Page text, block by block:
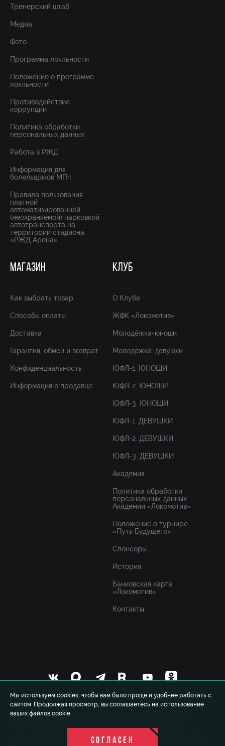
Мы используем cookies, чтобы вам было проще и удобнее работать с
сайтом. Продолжая просмотр, вы соглашаетесь на использование
ваших файлов cookie.
СОГЛАСЕН
Тренерский штаб
Медиа
Фото
Программа лояльности
Положение о программе
лояльности
Противодействие
коррупции
Политика обработки
персональных данных
Работа в РЖД
Информация для
болельщиков МГН
Правила пользования
платной
автоматизированной
(неохраняемой) парковкой
автотранспорта на
территории стадиона
«РЖД Арена»
МАГАЗИН
Как выбрать товар
Способы оплаты
Доставка
Гарантия, обмен и возврат
Конфиденциальность
Информация о продавце
КЛУБ
О Клубе
ЖФК «Локомотив»
Молодёжка-юноши
Молодёжка-девушки
ЮФЛ-1. ЮНОШИ
ЮФЛ-2. ЮНОШИ
ЮФЛ-3. ЮНОШИ
ЮФЛ-1. ДЕВУШКИ
ЮФЛ-2. ДЕВУШКИ
ЮФЛ-3. ДЕВУШКИ
Академия
Политика обработки
персональных данных
Академии «Локомотив»
Положение о турнире
«Путь Будущего»
Спонсоры
История
Банковская карта
«Локомотив»
Контакты
© 1999-2026 FCLM.RU Футбольный клуб «Локомотив»
Москва. При полном или частичном использовании
материалов ссылка на официальный сайт ФК «Локомотив»